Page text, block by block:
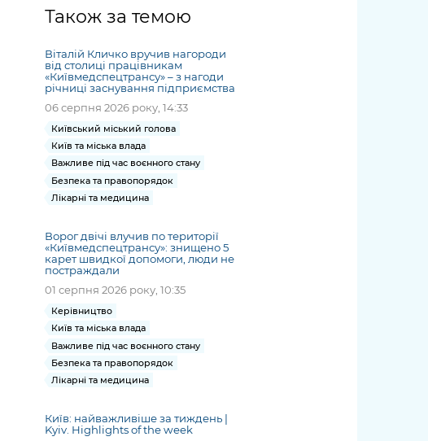
Безбар'єрність
Київська міська військова
адміністрація
Портал послуг
Міський застосунок Київ
Цифровий
Важливе під час
воєнного стану
міській військовій
адміністрації
«Ініціатива
«Партнерство
«Відкритий Уряд» –
місцевий рівень»
Важливе під час
воєнного стану
Порядок
рішень, дій чи
бездіяльності
розпорядників
інформації
Звіти про
опрацювання
запитів на
інформацію
дашборди
ся на
новини та
КМДА /
Subscribe
announce
from the
KCSA
журналіст
ський
Submitting
a media
request
under
Також за темою
Віталій Кличко вручив нагороди
від столиці працівникам
«Київмедспецтрансу» – з нагоди
річниці заснування підприємства
06 серпня 2026 року, 14:33
Київський міський голова
Київ та міська влада
Важливе під час воєнного стану
Безпека та правопорядок
Лікарні та медицина
Ворог двічі влучив по території
«Київмедспецтрансу»: знищено 5
карет швидкої допомоги, люди не
постраждали
01 серпня 2026 року, 10:35
Керівництво
Київ та міська влада
Важливе під час воєнного стану
Безпека та правопорядок
Лікарні та медицина
Київ: найважливіше за тиждень |
Kyiv. Highlights of the week